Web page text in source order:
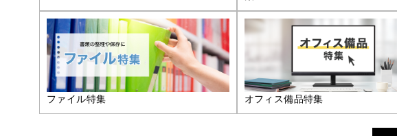
ファイル特集 オフィス備品特集